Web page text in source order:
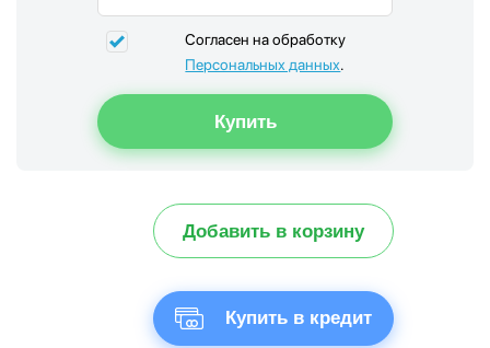
Согласен на обработку
Персональных данных.
Добавить в корзину
Купить в кредит